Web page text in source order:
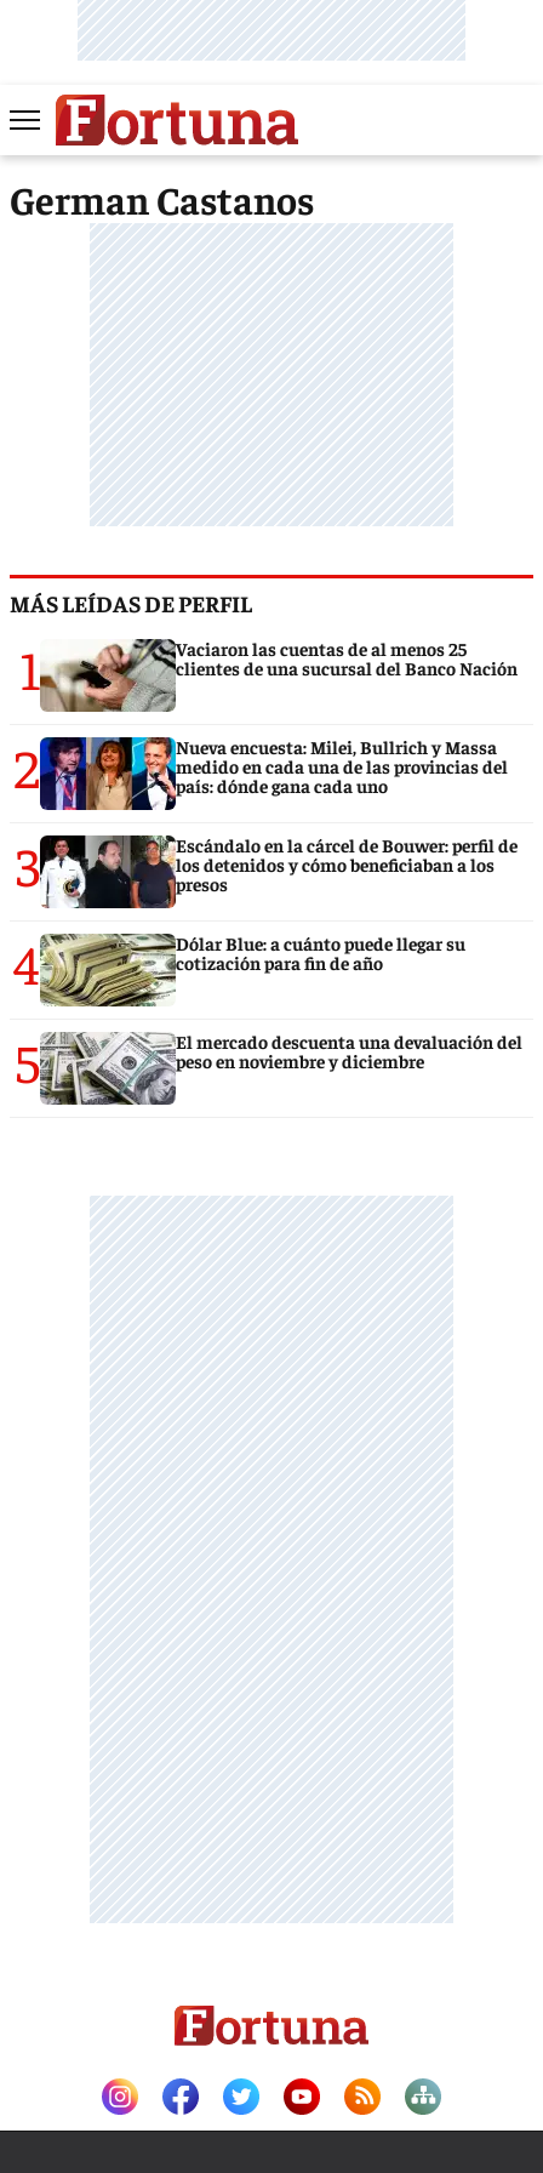
German Castanos
MÁS LEÍDAS DE PERFIL
1
Vaciaron las cuentas de al menos 25
clientes de una sucursal del Banco Nación
2
Nueva encuesta: Milei, Bullrich y Massa
medido en cada una de las provincias del
país: dónde gana cada uno
3
Escándalo en la cárcel de Bouwer: perfil de
los detenidos y cómo beneficiaban a los
presos
4
Dólar Blue: a cuánto puede llegar su
cotización para fin de año
5
El mercado descuenta una devaluación del
peso en noviembre y diciembre